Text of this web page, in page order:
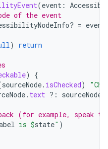
(event :
of the event
= event
) return
)
{
sourceNode. isChecked)
. text ?: sourceNode
(for example, speak
is $state" )